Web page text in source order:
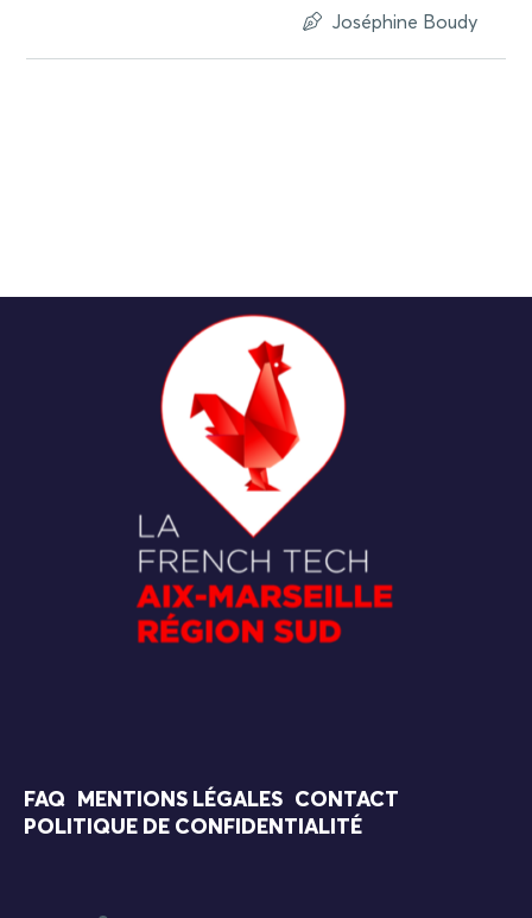
Joséphine Boudy
FAQ MENTIONS LÉGALES
CONTACT
POLITIQUE DE CONFIDENTIALITÉ